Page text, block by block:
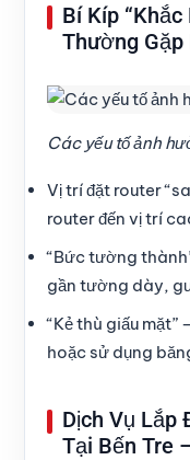
Bí Kíp
Thường
Các yếu tố ảnh
Vị trí đặt router
router đến vị trí
“Bức tường
gần tường dày,
“Kẻ thù giấu mặt”
hoặc sử dụng
Dịch Vụ Lắp
Tại Bến Tre